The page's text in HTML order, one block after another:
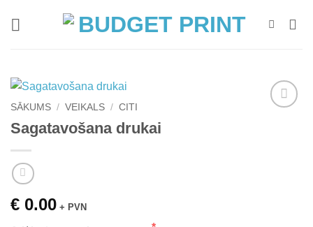
SĀKUMS / VEIKALS / CITI
Sagatavošana drukai
€ 0.00 + PVN